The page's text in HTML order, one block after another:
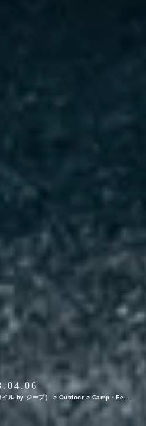
ル by ジープ） > Outdoor >Camp・Fes
ーショーでラングラー ルビコン4xeを初公開！